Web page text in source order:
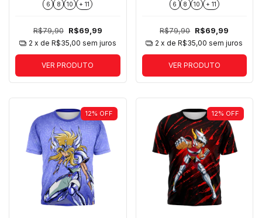
6 8 10 + 11
R$79,90 R$69,99
2 x de R$35,00 sem juros
VER PRODUTO
6 8 10 + 11
R$79,90 R$69,99
2 x deR$35,00 sem juros
VER PRODUTO
12% OFF 12% OFF